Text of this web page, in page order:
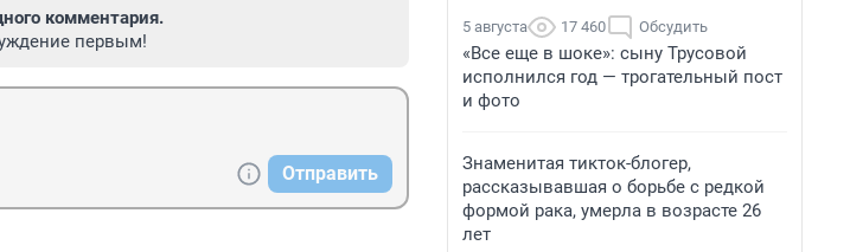
комментария.
первым!
Отправить
5 августа 17 460 Обсудить
«Все еще в шоке»: сыну Трусовой
исполнился год — трогательный пост
и фото
Знаменитая тикток-блогер,
рассказывавшая о борьбе с редкой
формой рака, умерла в возрасте 26
лет